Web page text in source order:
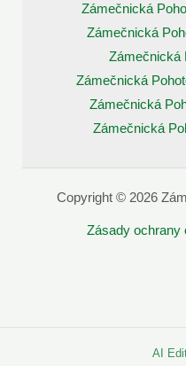
Zámečnická
Zámečnická
Zámečnická
Zámečnická
Zámečnická
Zámečnická
Copyright © 2026
Zásady ochrany
AI